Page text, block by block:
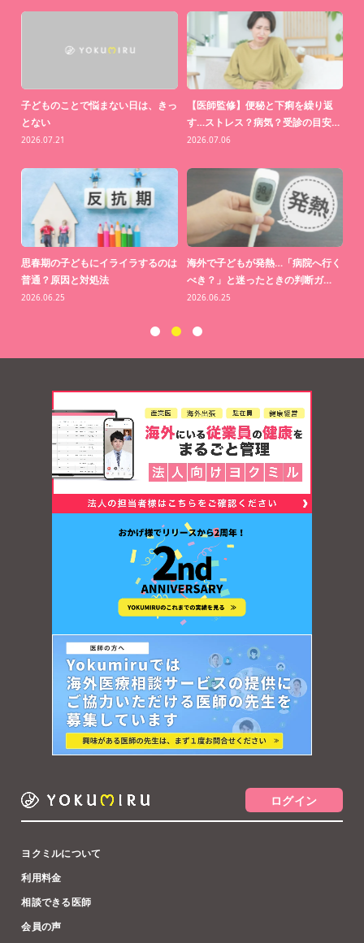
修】便秘と下痢を繰り返
ス？病気？受診の目安…
どもが発熱…「病院へ行く
と迷ったときの判断ガ…
【医師監修】“運動した方がいい”は
わかってる。でも続かない理…
【医師監修】
ンDはつくら
【医師監修】知らないうちに歯がす
り減る？「クレンチング症候群…
【医師監修】
ゆくなる」の
ログイン
ヨクミルについて
利用料金
相談できる医師
会員の声